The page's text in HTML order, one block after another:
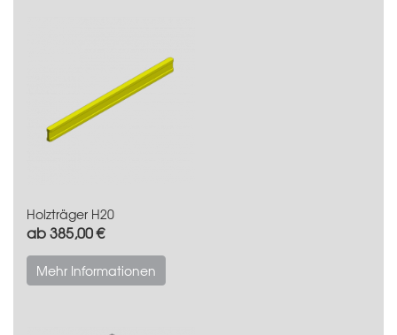
Holzträger H20
ab 385,00 €
Mehr Informationen